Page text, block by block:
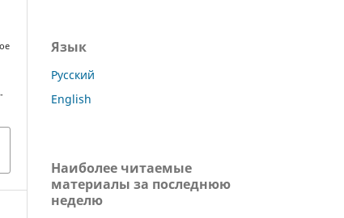
Язык
Русский
English
Наиболее читаемые
материалы за последнюю
неделю